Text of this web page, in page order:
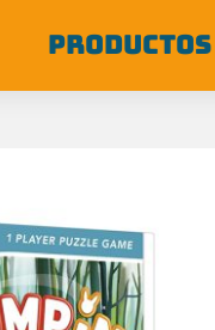
PRODUCTOS